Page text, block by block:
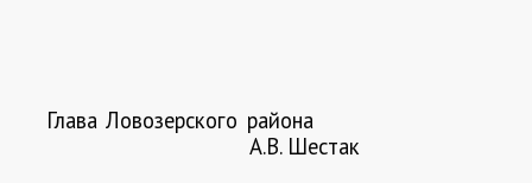
Глава Ловозерского района
А.В. Шестак